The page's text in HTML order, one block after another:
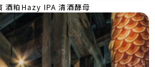
酒粕Hazy IPA 清酒酵母